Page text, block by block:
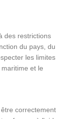
des restrictions
du pays, du
les limites
et le
correctement